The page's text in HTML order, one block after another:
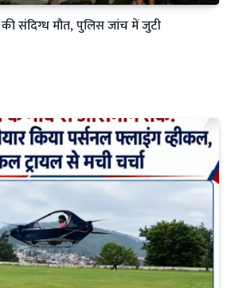
संदिग्ध मौत, पुलिस जांच में जुटी